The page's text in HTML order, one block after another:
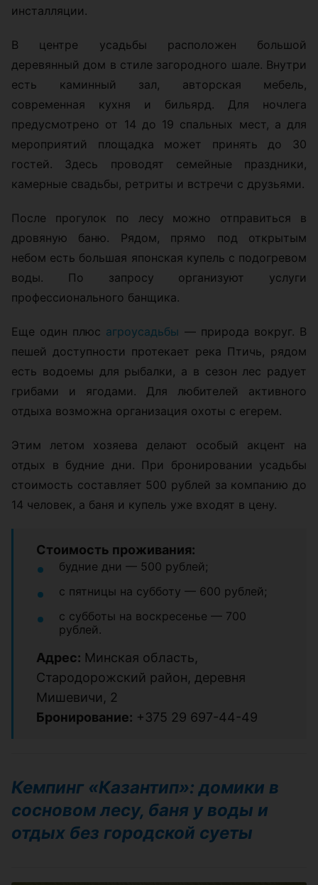
инсталляции.
В центре усадьбы расположен большой
деревянный дом в стиле загородного шале. Внутри
есть каминный зал, авторская мебель,
современная кухня и бильярд. Для ночлега
предусмотрено от 14 до 19 спальных мест, а для
мероприятий площадка может принять до 30
гостей. Здесь проводят семейные праздники,
камерные свадьбы, ретриты и встречи с друзьями.
После прогулок по лесу можно отправиться в
дровяную баню. Рядом, прямо под открытым
небом есть большая японская купель с подогревом
воды. По запросу организуют услуги
профессионального банщика.
Еще один плюс агроусадьбы — природа вокруг. В
пешей доступности протекает река Птичь, рядом
есть водоемы для рыбалки, а в сезон лес радует
грибами и ягодами. Для любителей активного
отдыха возможна организация охоты с егерем.
Этим летом хозяева делают особый акцент на
отдых в будние дни. При бронировании усадьбы
стоимость составляет 500 рублей за компанию до
14 человек, а баня и купель уже входят в цену.
Стоимость проживания:
будние дни — 500 рублей;
с пятницы на субботу — 600 рублей;
с субботы на воскресенье — 700
рублей.
Адрес: Минская область,
Стародорожский район, деревня
Мишевичи, 2
Бронирование: +375 29 697-44-49
Кемпинг «Казантип»: домики в
сосновом лесу, баня у воды и
отдых без городской суеты